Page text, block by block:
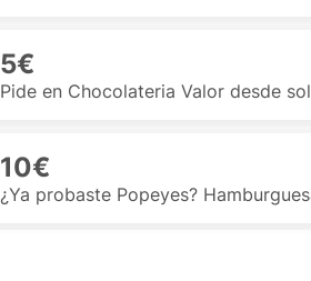
5€
Pide en Chocolateria Valor desde
10€
¿Ya probaste Popeyes?